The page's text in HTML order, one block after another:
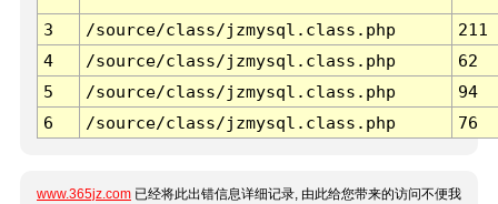
3 /source/class/jzmysql.class.php
211
4
/source/class/jzmysql.class.php
62
5
/source/class/jzmysql.class.php
94
6
/source/class/jzmysql.class.php 76
www.365jz.com 已经将此出错信息详细记录, 由此给您带来的访问不便我